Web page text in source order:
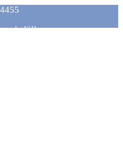
belül!